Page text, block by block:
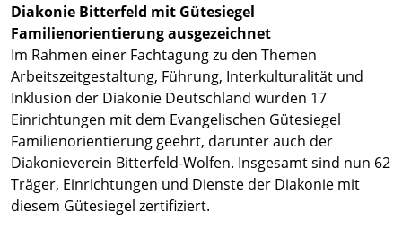
Diakonie Bitterfeld mit Gütesiegel
Familienorientierung ausgezeichnet
Im Rahmen einer Fachtagung zu den Themen
Arbeitszeitgestaltung, Führung, Interkulturalität und
Inklusion der Diakonie Deutschland wurden 17
Einrichtungen mit dem Evangelischen Gütesiegel
Familienorientierung geehrt, darunter auch der
Diakonieverein Bitterfeld-Wolfen. Insgesamt sind nun 62
Träger, Einrichtungen und Dienste der Diakonie mit
diesem Gütesiegel zertifiziert.